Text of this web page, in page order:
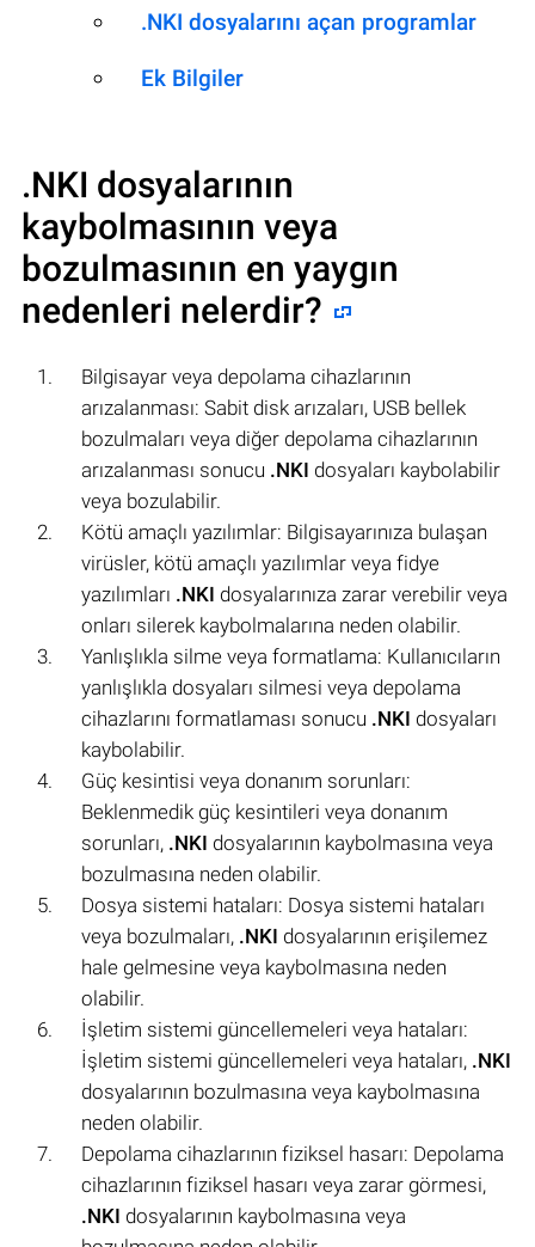
.NKI dosyalarını açan programlar
Ek Bilgiler
.NKI dosyalarının
kaybolmasının veya
bozulmasının en yaygın
nedenleri nelerdir?
Bilgisayar veya depolama cihazlarının
arızalanması: Sabit disk arızaları, USB bellek
bozulmaları veya diğer depolama cihazlarının
arızalanması sonucu .NKI dosyaları kaybolabilir
veya bozulabilir.
Kötü amaçlı yazılımlar: Bilgisayarınıza bulaşan
virüsler, kötü amaçlı yazılımlar veya fidye
yazılımları .NKI dosyalarınıza zarar verebilir veya
onları silerek kaybolmalarına neden olabilir.
Yanlışlıkla silme veya formatlama: Kullanıcıların
yanlışlıkla dosyaları silmesi veya depolama
cihazlarını formatlaması sonucu .NKI dosyaları
kaybolabilir.
Güç kesintisi veya donanım sorunları:
Beklenmedik güç kesintileri veya donanım
sorunları, .NKI dosyalarının kaybolmasına veya
bozulmasına neden olabilir.
Dosya sistemi hataları: Dosya sistemi hataları
veya bozulmaları, .NKI dosyalarının erişilemez
hale gelmesine veya kaybolmasına neden
olabilir.
İşletim sistemi güncellemeleri veya hataları:
İşletim sistemi güncellemeleri veya hataları, .NKI
dosyalarının bozulmasına veya kaybolmasına
neden olabilir.
Depolama cihazlarının fiziksel hasarı: Depolama
cihazlarının fiziksel hasarı veya zarar görmesi,
.NKI dosyalarının kaybolmasına veya